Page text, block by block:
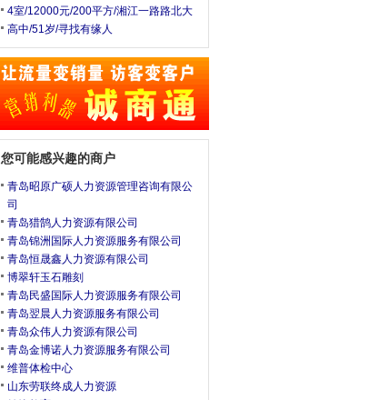
4室/12000元/200平方/湘江一路路北大
高中/51岁/寻找有缘人
您可能感兴趣的商户
青岛昭原广硕人力资源管理咨询有限公
司
青岛猎鹄人力资源有限公司
青岛锦洲国际人力资源服务有限公司
青岛恒晟鑫人力资源有限公司
博翠轩玉石雕刻
青岛民盛国际人力资源服务有限公司
青岛翌晨人力资源服务有限公司
青岛众伟人力资源有限公司
青岛金博诺人力资源服务有限公司
维普体检中心
山东劳联终成人力资源